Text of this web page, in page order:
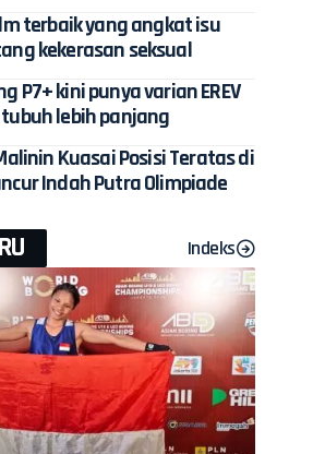
terbaik yang angkat isu
kekerasan seksual
P7+ kini punya varian EREV
lebih panjang
Kuasai Posisi Teratas di
Indah Putra Olimpiade
Indeks